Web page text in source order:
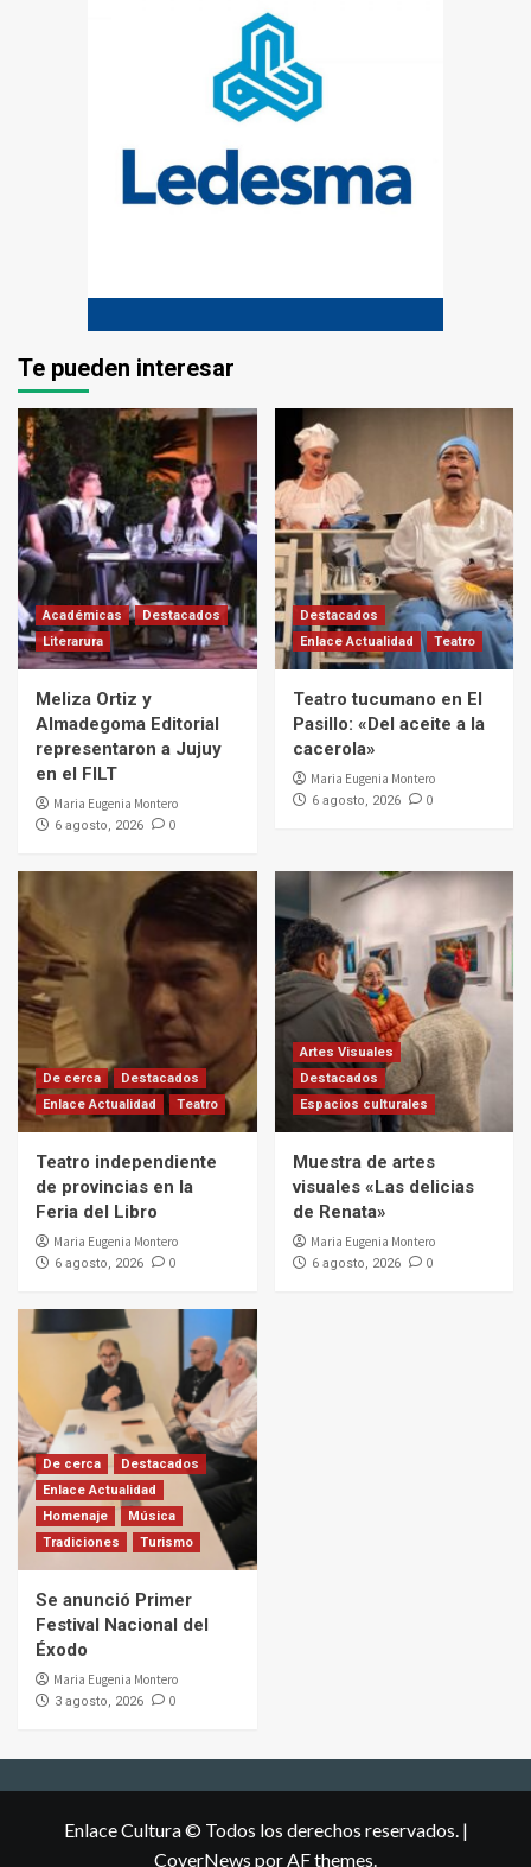
Te pueden interesar
Académicas
Destacados
Literarura
Meliza Ortiz y
Almadegoma Editorial
representaron a Jujuy
en el FILT
Maria Eugenia Montero
6 agosto, 2026 0
Destacados
Enlace Actualidad
Teatro
Teatro tucumano en El
Pasillo: «Del aceite a la
cacerola»
Maria Eugenia Montero
6 agosto, 2026 0
De cerca
Destacados
Enlace Actualidad
Teatro
Teatro independiente
de provincias en la
Feria del Libro
Maria Eugenia Montero
6 agosto, 2026 0
Artes Visuales
Destacados
Espacios culturales
Muestra de artes
visuales «Las delicias
de Renata»
Maria Eugenia Montero
6 agosto, 2026 0
De cerca
Destacados
Enlace Actualidad
Homenaje
Música
Tradiciones
Turismo
Se anunció Primer
Festival Nacional del
Éxodo
Maria Eugenia Montero
3 agosto, 2026 0
Enlace Cultura © Todos los derechos reservados. |
CoverNews por AF themes.